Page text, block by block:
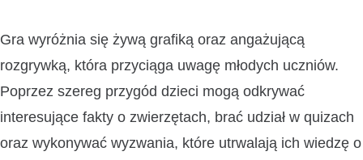
Gra wyróżnia się żywą grafiką oraz angażującą
rozgrywką, która przyciąga uwagę młodych uczniów.
Poprzez szereg przygód dzieci mogą odkrywać
interesujące fakty o zwierzętach, brać udział w quizach
oraz wykonywać wyzwania, które utrwalają ich wiedzę o